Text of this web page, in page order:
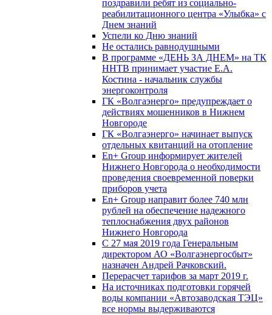
поздравили ребят из социально-
реабилитационного центра «Улыбка» с
Днем знаний
Успели ко Дню знаний
Не остались равнодушными
В программе «ДЕНЬ ЗА ДНЕМ» на ТК
ННТВ принимает участие Е.А.
Костина - начальник службы
энергоконтроля
ГК «Волгаэнерго» предупреждает о
действиях мошенников в Нижнем
Новгороде
ГК «Волгаэнерго» начинает выпуск
отдельных квитанций на отопление
En+ Group информирует жителей
Нижнего Новгорода о необходимости
проведения своевременной поверки
приборов учета
En+ Group направит более 740 млн
рублей на обеспечение надежного
теплоснабжения двух районов
Нижнего Новгорода
С 27 мая 2019 года Генеральным
директором АО «Волгаэнергосбыт»
назначен Андрей Рачковский.
Перерасчет тарифов за март 2019 г.
На источниках подготовки горячей
воды компании «Автозаводская ТЭЦ»
все нормы выдерживаются